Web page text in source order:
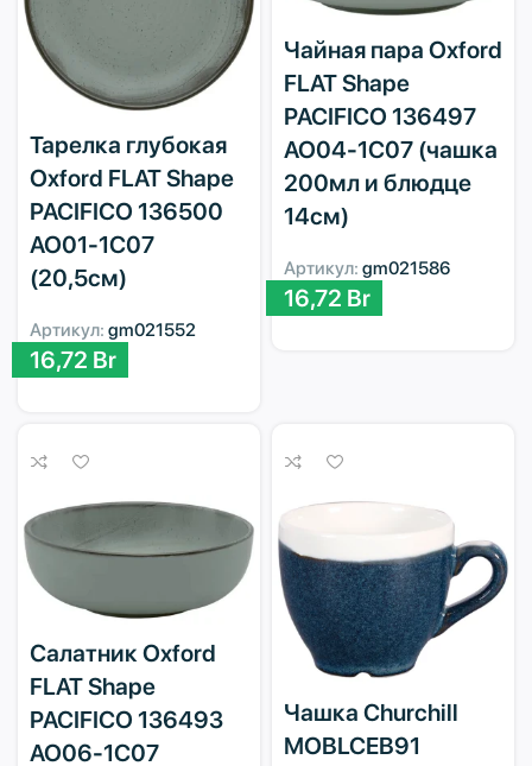
Тарелка глубокая
Oxford FLAT Shape
PACIFICO 136500
AO01-1C07
(20,5см)
Артикул: gm021552
16,72 Br
Чайная пара Oxford
FLAT Shape
PACIFICO 136497
AO04-1C07 (чашка
200мл и блюдце
14см)
Артикул: gm021586
16,72 Br
Салатник Oxford
FLAT Shape
PACIFICO 136493
AO06-1C07
Чашка Churchill
MOBLCEB91